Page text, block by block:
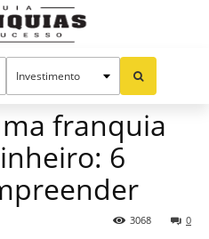
franquia
6
0
3068